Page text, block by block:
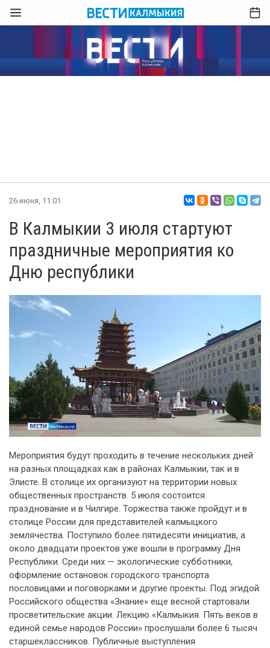
26 июня, 11:01
В Калмыкии 3 июля стартуют
праздничные мероприятия ко
Дню республики
Мероприятия будут проходить в течение нескольких дней
на разных площадках как в районах Калмыкии, так и в
Элисте. В столице их организуют на территории новых
общественных пространств. 5 июля состоится
празднование и в Чилгире. Торжества также пройдут и в
столице России для представителей калмыцкого
землячества. Поступило более пятидесяти инициатив, а
около двадцати проектов уже вошли в программу Дня
Республики. Среди них — экологические субботники,
оформление остановок городского транспорта
пословицами и поговорками и другие проекты. Под эгидой
Российского общества «Знание» еще весной стартовали
просветительские акции. Лекцию «Калмыкия. Пять веков в
единой семье народов России» прослушали более 6 тысяч
старшеклассников. Публичные выступления